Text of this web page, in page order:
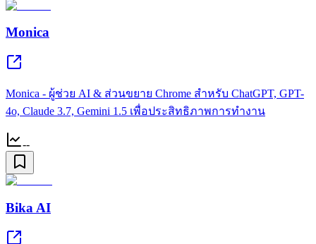
Monica
Monica - ผู้ช่วย AI & ส่วนขยาย Chrome สำหรับ ChatGPT, GPT-
4o, Claude 3.7, Gemini 1.5 เพื่อประสิทธิภาพการทำงาน
--
Bika AI